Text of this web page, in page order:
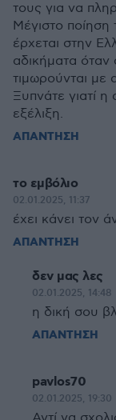
τους για να
Μέγιστο
έρχεται στην
αδικήματα όταν
τιμωρούνται με
Ξυπνάτε γιατί
εξέλιξη.
ΑΠΑΝΤΗΣΗ
το εμβόλιο
02.01.2025, 11:37
έχει κάνει τον
ΑΠΑΝΤΗΣΗ
δεν μας λες
02.01.2025, 14:48
η δική σου
ΑΠΑΝΤΗΣΗ
pavlos70
02.01.2025, 19:30